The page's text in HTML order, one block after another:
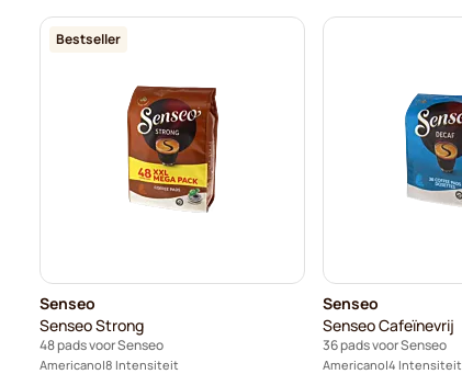
Bestseller
Senseo
Senseo Strong
48 pads voor Senseo
Americano 8 Intensiteit
Senseo
Senseo Cafeïnevrij
36 pads voor Senseo
Americano 4 Intensiteit